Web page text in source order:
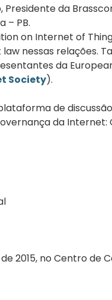
Presidente da
– PB.
on Internet of
nessas relações.
da
Society).
de
da
2015, no Centro de